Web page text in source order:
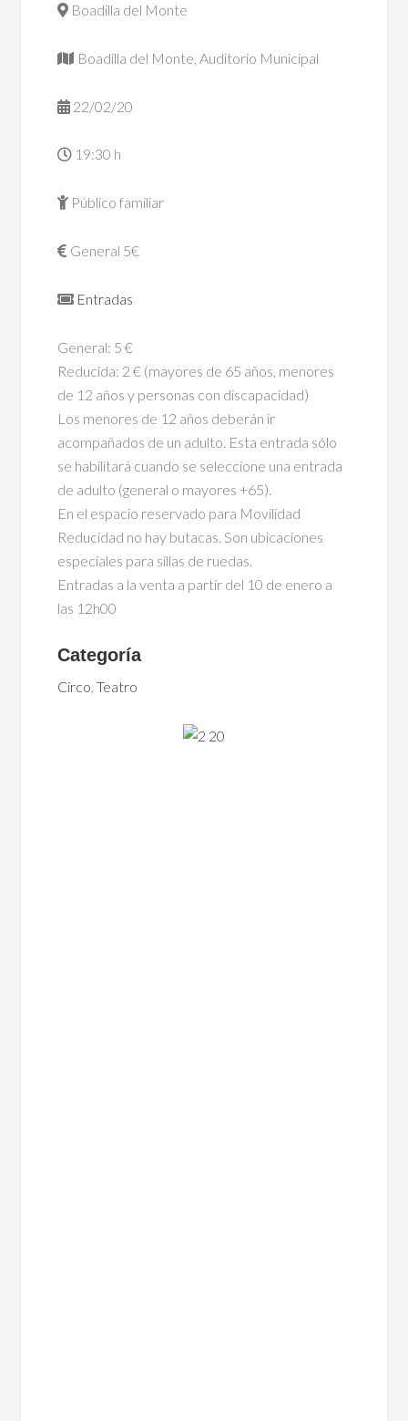
Boadilla del Monte
Boadilla del Monte, Auditorio Municipal
22/02/20
19:30 h
Público familiar
General 5€
Entradas
General: 5 €
Reducida: 2 € (mayores de 65 años, menores
de 12 años y personas con discapacidad)
Los menores de 12 años deberán ir
acompañados de un adulto. Esta entrada sólo
se habilitará cuando se seleccione una entrada
de adulto (general o mayores +65).
En el espacio reservado para Movilidad
Reducidad no hay butacas. Son ubicaciones
especiales para sillas de ruedas.
Entradas a la venta a partir del 10 de enero a
las 12h00
Categoría
Circo,Teatro